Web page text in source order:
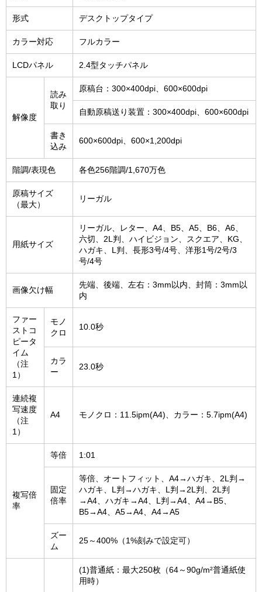
形式 デスクトップタイプ
カラー対応 フルカラー
LCDパネル 2.4型タッチパネル
解像度
読み
取り
原稿台：300×400dpi、600×600dpi
自動原稿送り装置：300×400dpi、600×600dpi
書き
込み
600×600dpi、600×1,200dpi
階調/表現色 各色256階調/1,670万色
原稿サイズ
（最大）
リーガル
用紙サイズ
リーガル、レター、A4、B5、A5、B6、A6、
六切、2L判、ハイビジョン、スクエア、KG、
ハガキ、L判、長形3号/4号、洋形1号/2号/3
号/4号
画像欠け幅
先端、後端、左右：3mm以内、封筒：3mm以
内
ファー
ストコ
ピータ
イム
（注
1）
モノ
クロ
10.0秒
カラ
ー
23.0秒
連続複
写速度
（注
1）
A4 モノクロ：11.5ipm(A4)、カラー：5.7ipm(A4)
複写倍
率
等倍 1:01
固定
倍率
等倍、オートフィット、A4→ハガキ、2L判→
ハガキ、L判→ハガキ、L判→2L判、2L判
→A4、ハガキ→A4、L判→A4、A4→B5、
B5→A4、A5→A4、A4→A5
ズー
ム
25～400%（1%刻みで設定可）
(1)普通紙：最大250枚（64～90g/m²普通紙使
用時）